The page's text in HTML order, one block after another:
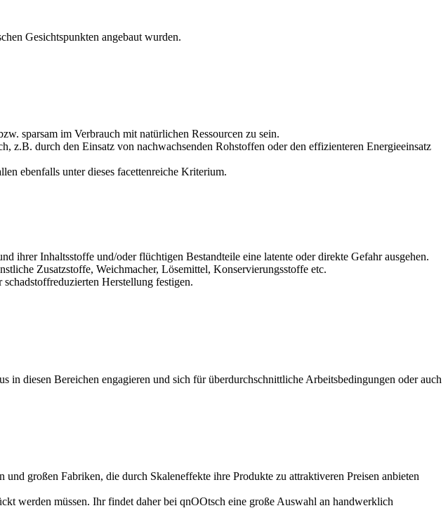
Gesichtspunkten angebaut wurden.
sparsam im Verbrauch mit natürlichen Ressourcen zu sein.
z.B. durch den Einsatz von nachwachsenden Rohstoffen oder den effizienteren Energieeinsatz
ebenfalls unter dieses facettenreiche Kriterium.
ihrer Inhaltsstoffe und/oder flüchtigen Bestandteile eine latente oder direkte Gefahr ausgehen.
Zusatzstoffe, Weichmacher, Lösemittel, Konservierungsstoffe etc.
Herstellung festigen.
diesen Bereichen engagieren und sich für überdurchschnittliche Arbeitsbedingungen oder auch
großen Fabriken, die durch Skaleneffekte ihre Produkte zu attraktiveren Preisen anbieten
werden müssen. Ihr findet daher bei qnOOtsch eine große Auswahl an handwerklich